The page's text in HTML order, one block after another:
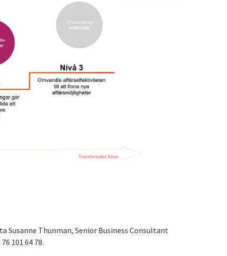
Susanne Thunman, Senior Business Consultant
101 64 78.